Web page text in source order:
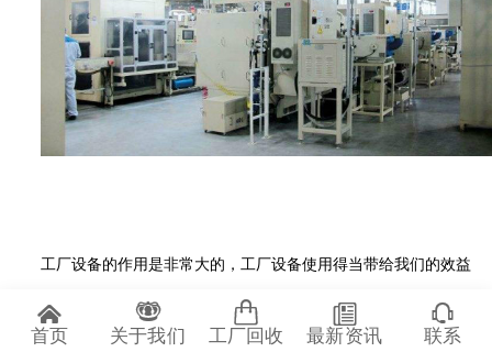
工厂设备的作用是非常大的，工厂设备使用得当带给我们的效益
是非常大的，工厂设备维修是对工厂设备维护的重要一环，能够有效
的帮助工厂进行设备管理，提升了业的整体管理水平，帮助工厂发展
首页 关于我们 工厂回收 最新资讯 联系